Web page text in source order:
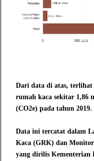
Dari data di atas, terlihat
rumah kaca sekitar 1,86
(CO2e) pada tahun 2019.
Data ini tercatat dalam
Kaca (GRK) dan
yang dirilis Kementerian